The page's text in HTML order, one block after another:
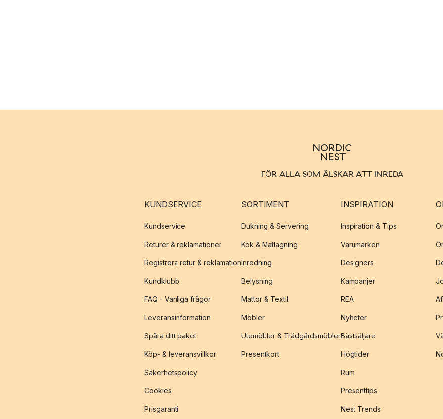
FÖR ALLA SOM ÄLSKAR ATT INREDA
KUNDSERVICE
Kundservice
Returer & reklamationer
Registrera retur & reklamation
Kundklubb
FAQ - Vanliga frågor
Leveransinformation
Spåra ditt paket
Köp- & leveransvillkor
Säkerhetspolicy
Cookies
Prisgaranti
SORTIMENT
Dukning & Servering
Kök & Matlagning
Inredning
Belysning
Mattor & Textil
Möbler
Utemöbler & Trädgårdsmöbler
Presentkort
INSPIRATION
Inspiration & Tips
Varumärken
Designers
Kampanjer
REA
Nyheter
Bästsäljare
Högtider
Rum
Presenttips
Nest Trends